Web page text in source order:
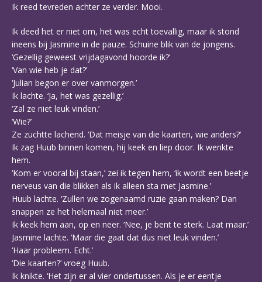
Ik reed tevreden achter ze verder. Mooi.
Ik deed het er niet om, het was echt toevallig, maar ik stond
ineens bij Jasmine in de pauze. Schuine blik van de jongens.
‘Gezellig geweest vrijdagavond hoorde ik?’
‘Van wie heb je dat?’
‘Julian begon er over vanmorgen.’
Ik lachte. ‘Ja, het was gezellig.’
‘Zal ze niet leuk vinden.’
‘Wie?’
Ze zuchtte lachend. ‘Dat meisje van die kaarten, wie anders?’
Ik zag Huub binnen komen, hij keek en liep door. Ik wenkte
hem.
‘Kom er vooral bij staan,’ zei ik tegen hem, ‘ik wordt een beetje
nerveus van die blikken als ik alleen sta met Jasmine.’
Huub lachte. ‘Zullen we zogenaamd ruzie gaan maken? Dan
snappen ze het helemaal niet meer.’
Ik keek hem aan, op en neer. ‘Nee, je bent te sterk. Laat maar.’
Jasmine lachte. ‘Maar die gaat dat dus niet leuk vinden.’
‘Haar probleem. Echt.’
‘Die kaarten?’ vroeg Huub.
Ik knikte. ‘Het zijn er al vier ondertussen. Als je er eentje